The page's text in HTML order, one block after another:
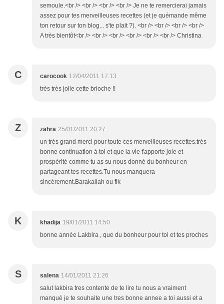
semoule.<br /> <br /> <br /> <br /> Je ne te remercierai jamais
assez pour tes merveilleuses recettes (et je quémande même
ton retour sur ton blog... s'te plait ?). <br /> <br /> <br /> <br />
A très bientôt<br /> <br /> <br /> <br /> <br /> <br /> Christina
C carocook 12/04/2011 17:13
très très jolie cette brioche !!
Z zahra 25/01/2011 20:27
un trés grand merci pour toute ces merveilleuses recettes.trés
bonne continuation à toi et que la vie t'apporte joie et
prospérité comme tu as su nous donné du bonheur en
partageant tes recettes.Tu nous manquera
sincérement.Barakallah ou fik
K khadija 19/01/2011 14:50
bonne année Lakbira , que du bonheur pour toi et tes proches
S salena 14/01/2011 21:26
salut lakbira tres contente de te lire tu nous a vraiment
manqué je te souhaite une tres bonne annee a toi aussi et a